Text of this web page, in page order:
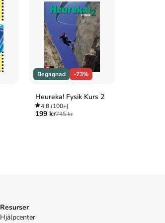
Begagnad -73%
Heureka! Fysik Kurs 2
4.8 (100+)
199 kr745 kr
Resurser
Hjälpcenter